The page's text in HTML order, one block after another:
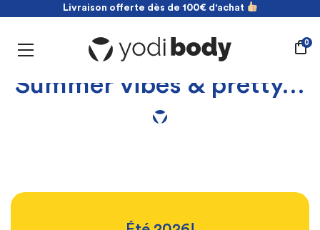
Livraison offerte dès de 100€ d'achat
Livraison offerte dès de 100€ d'achat
0
Summer vibes & pretty…